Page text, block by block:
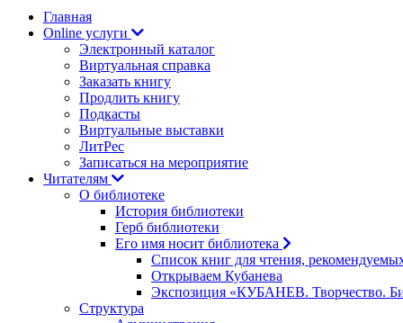
Главная
Online услуги
Электронный каталог
Виртуальная справка
Заказать книгу
Продлить книгу
Подкасты
Виртуальные выставки
ЛитРес
Записаться на мероприятие
Читателям
О библиотеке
История библиотеки
Герб библиотеки
Его имя носит библиотека
Список книг для чтения,
Открываем Кубанева
Экспозиция «КУБАНЕВ. Творчество.
Структура